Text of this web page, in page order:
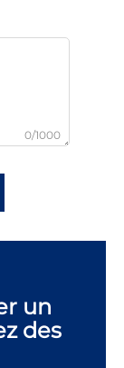
0/1000
un
des